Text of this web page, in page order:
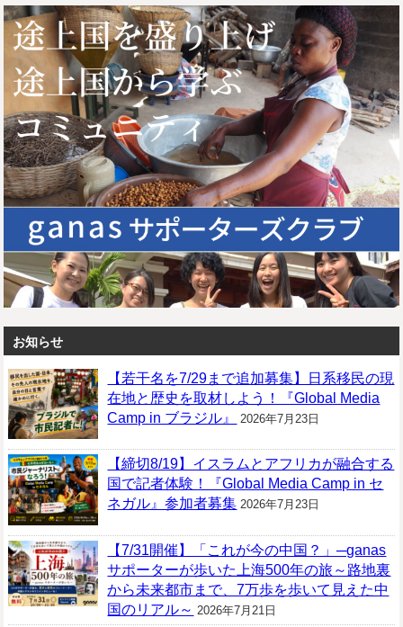
お知らせ
【若干名を7/29まで追加募集】日系移民の現
在地と歴史を取材しよう！『Global Media
Camp in ブラジル』
2026年7月23日
【締切8/19】イスラムとアフリカが融合する
国で記者体験！『Global Media Camp in セ
ネガル』参加者募集 2026年7月23日
【7/31開催】「これが今の中国？」─ganas
サポーターが歩いた上海500年の旅～路地裏
から未来都市まで、7万歩を歩いて見えた中
国のリアル～ 2026年7月21日